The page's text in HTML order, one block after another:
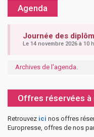
Agenda
Journée des
Le 14 novembre 2026 à 10
Archives de l'agenda
Offres réservées à
Retrouvez ici nos offres
Europresse, offres de nos